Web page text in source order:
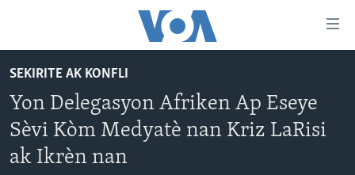
to
main
content
to
LÈZETAZINI
AMERIK LATIN
SEKIRITE AK KONFLI
Yon Delegasyon Afriken Ap Eseye
Sèvi Kòm Medyatè nan Kriz LaRisi
ak Ikrèn nan